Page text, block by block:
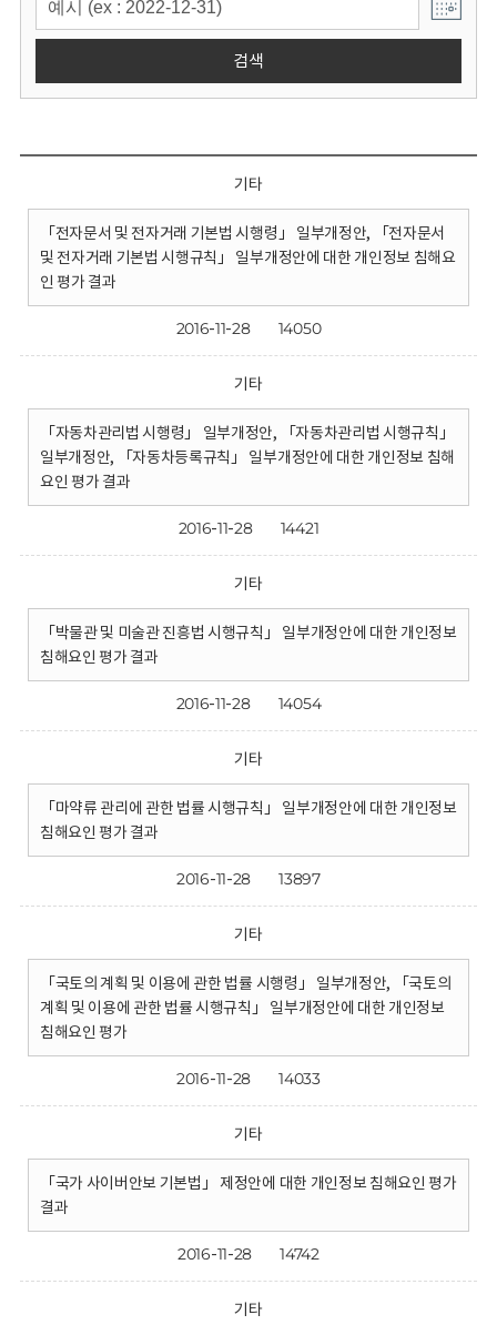
검색
기타
「전자문서 및 전자거래 기본법 시행령」 일부개정안, 「전자문서
및 전자거래 기본법 시행규칙」 일부개정안에 대한 개인정보 침해요
인 평가 결과
2016-11-28 14050
기타
「자동차관리법 시행령」 일부개정안, 「자동차관리법 시행규칙」
일부개정안, 「자동차등록규칙」 일부개정안에 대한 개인정보 침해
요인 평가 결과
2016-11-28 14421
기타
「박물관 및 미술관 진흥법 시행규칙」 일부개정안에 대한 개인정보
침해요인 평가 결과
2016-11-28 14054
기타
「마약류 관리에 관한 법률 시행규칙」 일부개정안에 대한 개인정보
침해요인 평가 결과
2016-11-28 13897
기타
「국토의 계획 및 이용에 관한 법률 시행령」 일부개정안, 「국토의
계획 및 이용에 관한 법률 시행규칙」 일부개정안에 대한 개인정보
침해요인 평가
2016-11-28 14033
기타
「국가 사이버안보 기본법」 제정안에 대한 개인정보 침해요인 평가
결과
2016-11-28 14742
기타